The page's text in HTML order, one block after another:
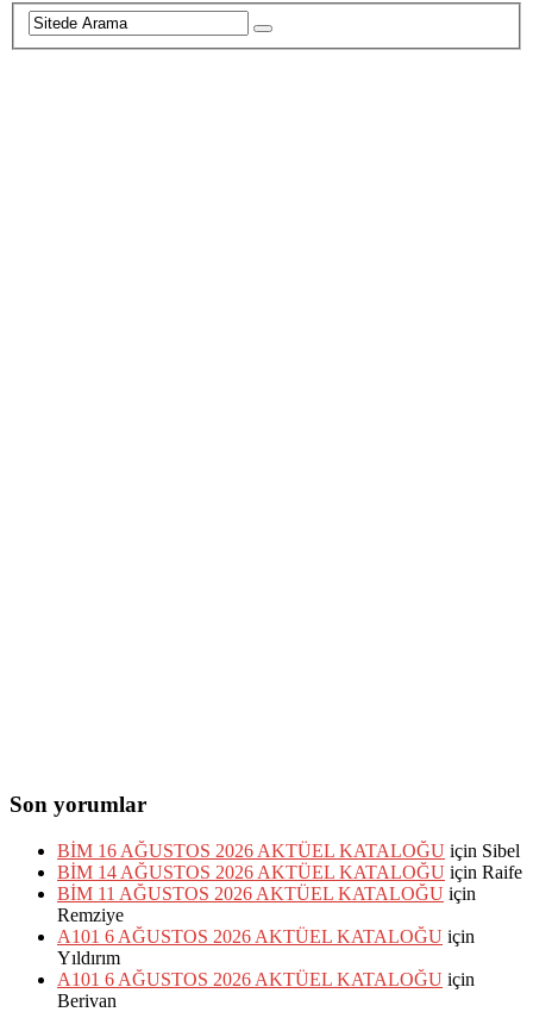
Son yorumlar
BİM 16 AĞUSTOS 2026 AKTÜEL KATALOĞU için Sibel
BİM 14 AĞUSTOS 2026 AKTÜEL KATALOĞU için Raife
BİM 11 AĞUSTOS 2026 AKTÜEL KATALOĞU için
Remziye
A101 6 AĞUSTOS 2026 AKTÜEL KATALOĞU için
Yıldırım
A101 6 AĞUSTOS 2026 AKTÜEL KATALOĞU için
Berivan